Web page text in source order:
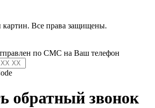
картин. Все права защищены.
по СМС на Ваш телефон
обратный звонок